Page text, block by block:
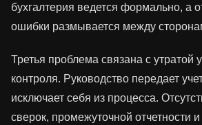
бухгалтерия ведется формально, а
ошибки размывается между
Третья проблема связана с утратой
контроля. Руководство передает
исключает себя из процесса.
сверок, промежуточной отчетности